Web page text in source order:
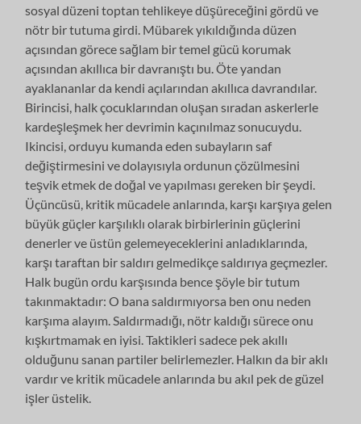
sosyal düzeni toptan tehlikeye düşüreceğini gördü ve
nötr bir tutuma girdi. Mübarek yıkıldığında düzen
açısından görece sağlam bir temel gücü korumak
açısından akıllıca bir davranıştı bu. Öte yandan
ayaklananlar da kendi açılarından akıllıca davrandılar.
Birincisi, halk çocuklarından oluşan sıradan askerlerle
kardeşleşmek her devrimin kaçınılmaz sonucuydu.
Ikincisi, orduyu kumanda eden subayların saf
değiştirmesini ve dolayısıyla ordunun çözülmesini
teşvik etmek de doğal ve yapılması gereken bir şeydi.
Üçüncüsü, kritik mücadele anlarında, karşı karşıya gelen
büyük güçler karşılıklı olarak birbirlerinin güçlerini
denerler ve üstün gelemeyeceklerini anladıklarında,
karşı taraftan bir saldırı gelmedikçe saldırıya geçmezler.
Halk bugün ordu karşısında bence şöyle bir tutum
takınmaktadır: O bana saldırmıyorsa ben onu neden
karşıma alayım. Saldırmadığı, nötr kaldığı sürece onu
kışkırtmamak en iyisi. Taktikleri sadece pek akıllı
olduğunu sanan partiler belirlemezler. Halkın da bir aklı
vardır ve kritik mücadele anlarında bu akıl pek de güzel
işler üstelik.